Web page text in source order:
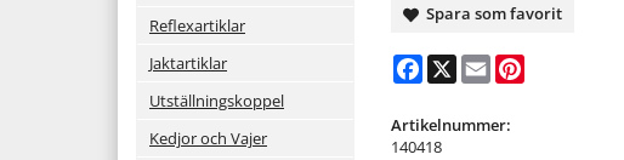
Reflexartiklar
Jaktartiklar
Utställningskoppel
Kedjor och Vajer
Spara som favorit
Facebook
X Email
Artikelnummer:
140418